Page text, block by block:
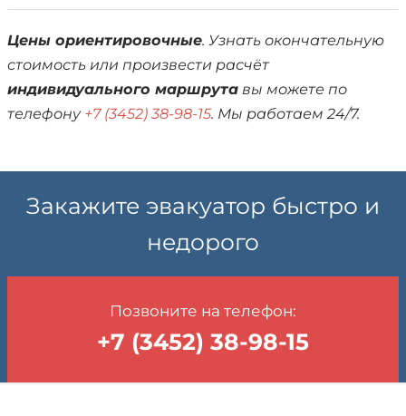
Цены ориентировочные. Узнать окончательную
стоимость или произвести расчёт
индивидуального маршрута вы можете по
телефону +7 (3452) 38-98-15. Мы работаем 24/7.
Закажите эвакуатор быстро и
недорого
Позвоните на телефон:
+7 (3452) 38-98-15